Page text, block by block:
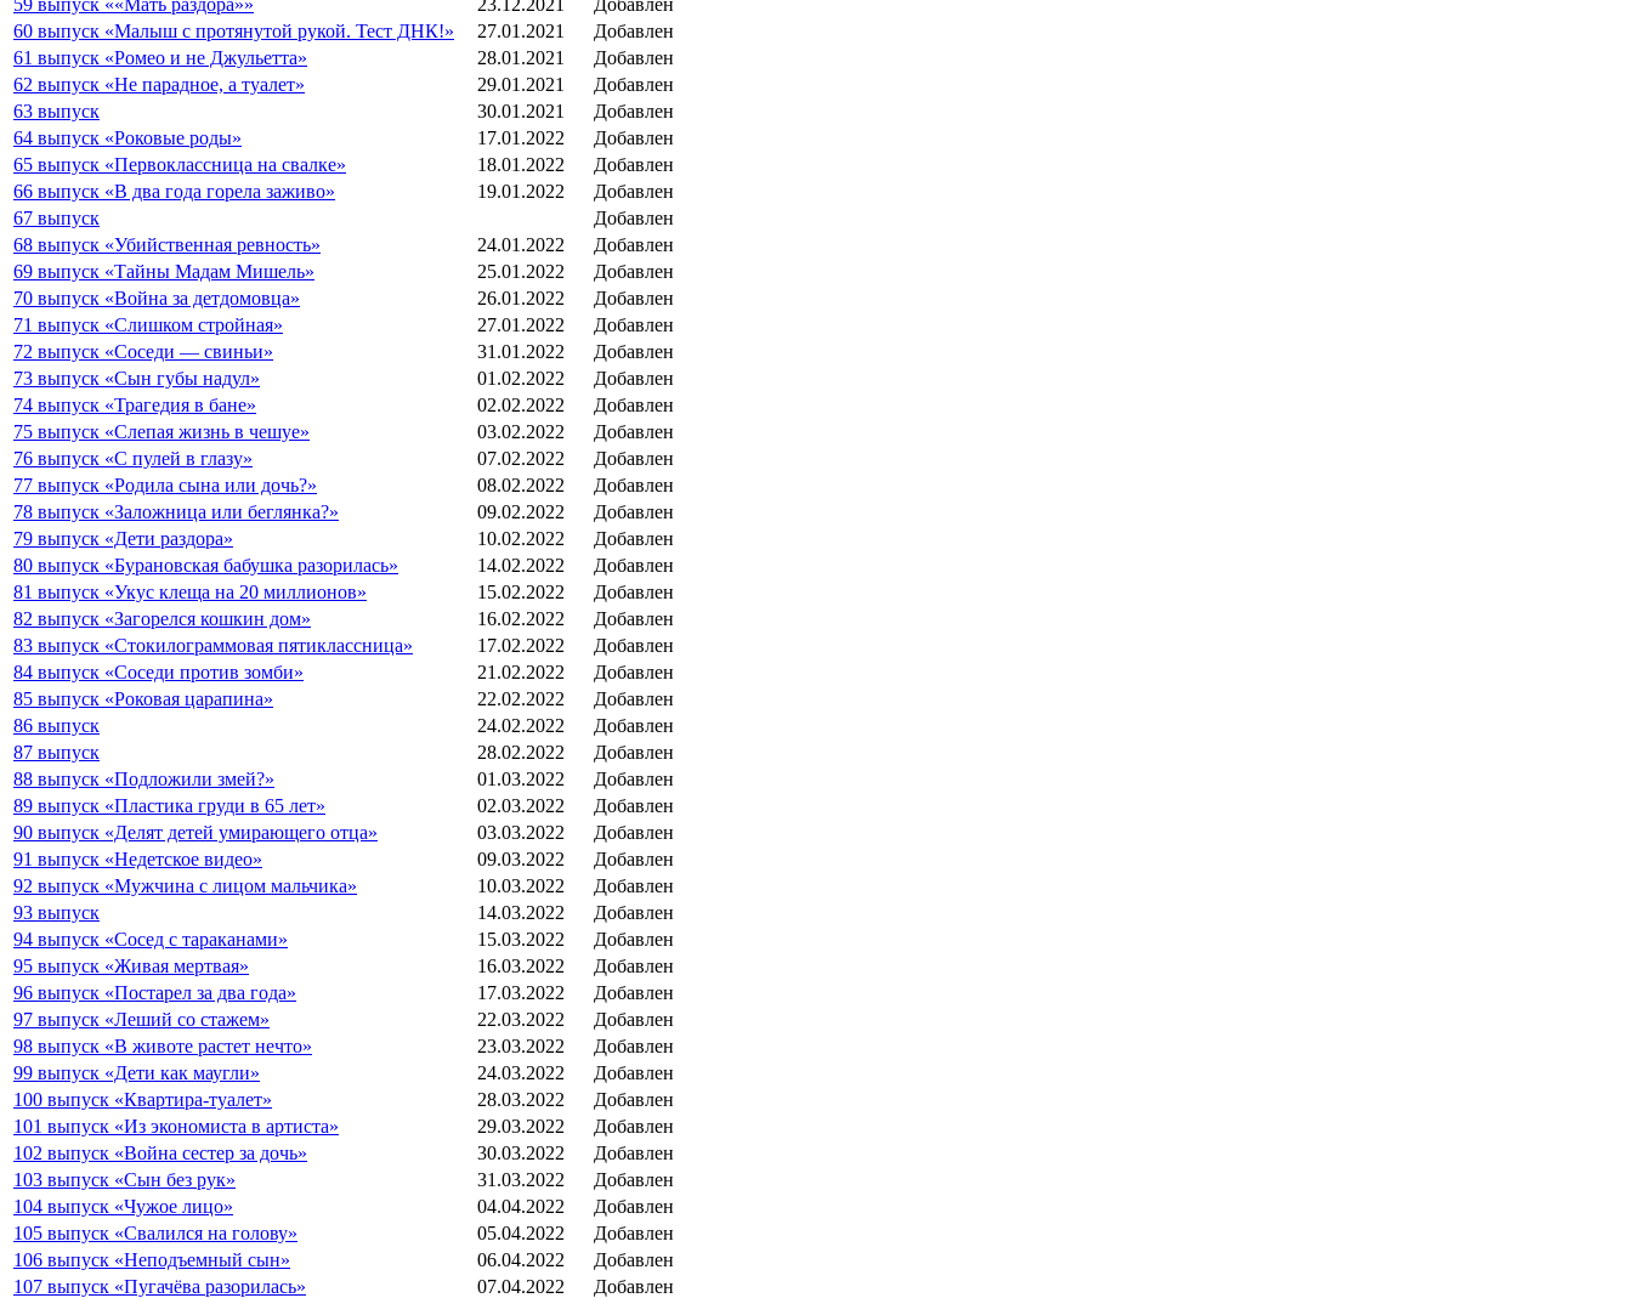
60 выпуск «Малыш с протянутой рукой. Тест ДНК!»
27.01.2021
Добавлен
61 выпуск «Ромео и не Джульетта»
28.01.2021
Добавлен
62 выпуск «Не парадное, а туалет»
29.01.2021
Добавлен
63 выпуск
30.01.2021
Добавлен
64 выпуск «Роковые роды»
17.01.2022
Добавлен
65 выпуск «Первоклассница на свалке»
18.01.2022
Добавлен
66 выпуск «В два года горела заживо»
19.01.2022
Добавлен
67 выпуск
Добавлен
68 выпуск «Убийственная ревность»
24.01.2022
Добавлен
69 выпуск «Тайны Мадам Мишель»
25.01.2022
Добавлен
70 выпуск «Война за детдомовца»
26.01.2022
Добавлен
71 выпуск «Слишком стройная»
27.01.2022
Добавлен
72 выпуск «Соседи — свиньи»
31.01.2022
Добавлен
73 выпуск «Сын губы надул»
01.02.2022
Добавлен
74 выпуск «Трагедия в бане»
02.02.2022
Добавлен
75 выпуск «Слепая жизнь в чешуе»
03.02.2022
Добавлен
76 выпуск «С пулей в глазу»
07.02.2022
Добавлен
77 выпуск «Родила сына или дочь?»
08.02.2022
Добавлен
78 выпуск «Заложница или беглянка?»
09.02.2022
Добавлен
79 выпуск «Дети раздора»
10.02.2022
Добавлен
80 выпуск «Бурановская бабушка разорилась»
14.02.2022
Добавлен
81 выпуск «Укус клеща на 20 миллионов»
15.02.2022
Добавлен
82 выпуск «Загорелся кошкин дом»
16.02.2022
Добавлен
83 выпуск «Стокилограммовая пятиклассница»
17.02.2022
Добавлен
84 выпуск «Соседи против зомби»
21.02.2022
Добавлен
85 выпуск «Роковая царапина»
22.02.2022
Добавлен
86 выпуск
24.02.2022
Добавлен
87 выпуск
28.02.2022
Добавлен
88 выпуск «Подложили змей?»
01.03.2022
Добавлен
89 выпуск «Пластика груди в 65 лет»
02.03.2022
Добавлен
90 выпуск «Делят детей умирающего отца»
03.03.2022
Добавлен
91 выпуск «Недетское видео»
09.03.2022
Добавлен
92 выпуск «Мужчина с лицом мальчика»
10.03.2022
Добавлен
93 выпуск
14.03.2022
Добавлен
94 выпуск «Сосед с тараканами»
15.03.2022
Добавлен
95 выпуск «Живая мертвая»
16.03.2022
Добавлен
96 выпуск «Постарел за два года»
17.03.2022
Добавлен
97 выпуск «Леший со стажем»
22.03.2022
Добавлен
98 выпуск «В животе растет нечто»
23.03.2022
Добавлен
99 выпуск «Дети как маугли»
24.03.2022
Добавлен
100 выпуск «Квартира-туалет»
28.03.2022
Добавлен
101 выпуск «Из экономиста в артиста»
29.03.2022
Добавлен
102 выпуск «Война сестер за дочь»
30.03.2022
Добавлен
103 выпуск «Сын без рук»
31.03.2022
Добавлен
104 выпуск «Чужое лицо»
04.04.2022
Добавлен
105 выпуск «Свалился на голову»
05.04.2022
Добавлен
106 выпуск «Неподъемный сын»
06.04.2022
Добавлен
107 выпуск «Пугачёва разорилась»
07.04.2022 Добавлен